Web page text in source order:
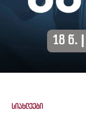
18 წ.
Სიახლეები